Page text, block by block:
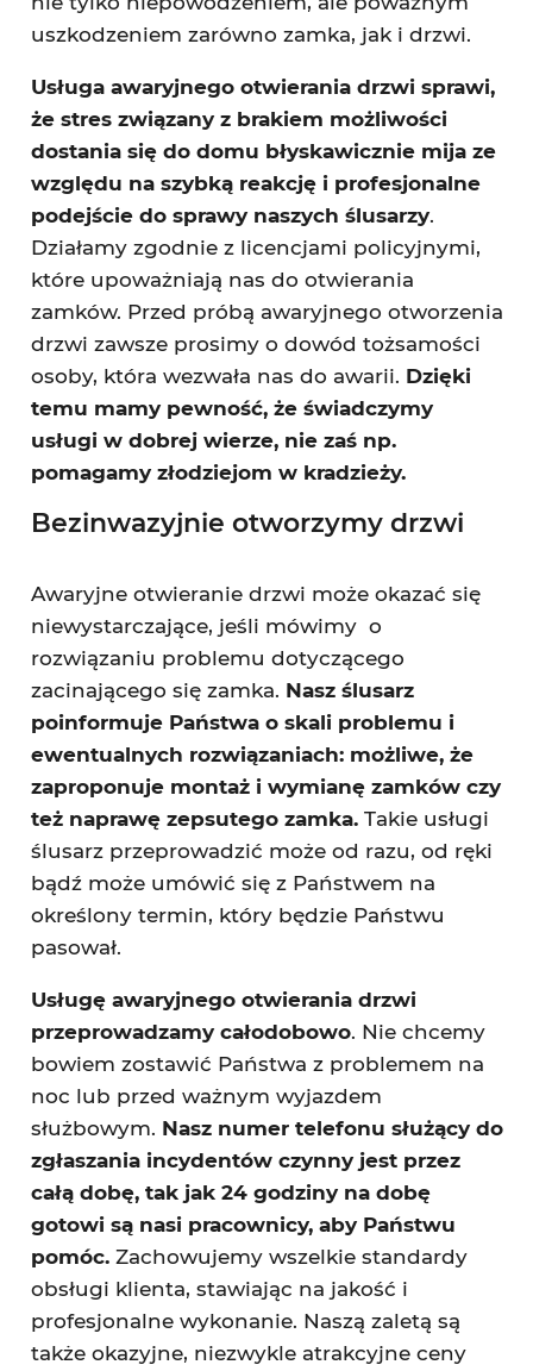
uszkodzeniem zarówno zamka, jak i drzwi.
Usługa awaryjnego otwierania drzwi sprawi,
że stres związany z brakiem możliwości
dostania się do domu błyskawicznie mija ze
względu na szybką reakcję i profesjonalne
podejście do sprawy naszych ślusarzy.
Działamy zgodnie z licencjami policyjnymi,
które upoważniają nas do otwierania
zamków. Przed próbą awaryjnego otworzenia
drzwi zawsze prosimy o dowód tożsamości
osoby, która wezwała nas do awarii. Dzięki
temu mamy pewność, że świadczymy
usługi w dobrej wierze, nie zaś np.
pomagamy złodziejom w kradzieży.
Bezinwazyjnie otworzymy drzwi
Awaryjne otwieranie drzwi może okazać się
niewystarczające, jeśli mówimy o
rozwiązaniu problemu dotyczącego
zacinającego się zamka. Nasz ślusarz
poinformuje Państwa o skali problemu i
ewentualnych rozwiązaniach: możliwe, że
zaproponuje montaż i wymianę zamków czy
też naprawę zepsutego zamka.Takie usługi
ślusarz przeprowadzić może od razu, od ręki
bądź może umówić się z Państwem na
określony termin, który będzie Państwu
pasował.
Usługę awaryjnego otwierania drzwi
przeprowadzamy całodobowo. Nie chcemy
bowiem zostawić Państwa z problemem na
noc lub przed ważnym wyjazdem
służbowym. Nasz numer telefonu służący do
zgłaszania incydentów czynny jest przez
całą dobę, tak jak 24 godziny na dobę
gotowi są nasi pracownicy, aby Państwu
pomóc.Zachowujemy wszelkie standardy
obsługi klienta, stawiając na jakość i
profesjonalne wykonanie. Naszą zaletą są
także okazyjne, niezwykle atrakcyjne ceny